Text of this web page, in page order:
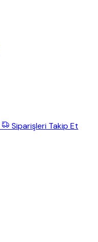
Siparişleri Takip Et